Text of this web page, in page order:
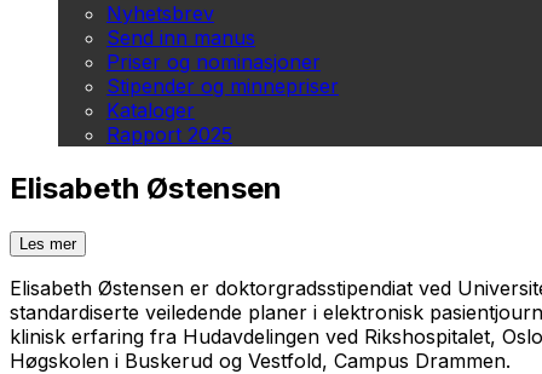
Nyhetsbrev
Send inn manus
Priser og nominasjoner
Stipender og minnepriser
Kataloger
Rapport 2025
Elisabeth Østensen
Les mer
Elisabeth Østensen er doktorgradsstipendiat ved
standardiserte veiledende planer i elektronisk
klinisk erfaring fra Hudavdelingen ved Rikshospitalet,
Høgskolen i Buskerud og Vestfold, Campus Drammen.